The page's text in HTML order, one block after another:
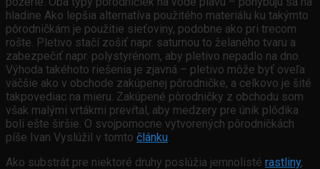
hladine Ako lepšia alternatíva použitého materiálu ku takýmto
pôrodničkám je použitie sieťoviny, podobne ako pri trecom
rošte. Pletivo stačí zošiť napr. saturnou to želaného tvaru a
zabezpečiť napr. polystyrénom, aby pletivo nepadlo na dno.
Výhoda takéhoto riešenia je zjavná – pletivo môže byť oveľa
väčšie ako v obchode zakúpenej pôrodničke, a celkovo je šité
takpovediac na mieru. Zakúpené pôrodničky z obchodu som
však malými vrtákmi prevŕtal, aby medzery pre únik plôdika
boli ešte širšie. O svojpomocne vytvorených pôrodničkách
píše Ivan Vyslúžil v tomto článku.
Ako substrát pre niektoré druhy poslúžia jemnolisté rastliny,